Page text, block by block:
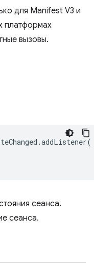
для Manifest V3 и
платформах
вызовы.
.addListener(
сеанса.
сеанса.